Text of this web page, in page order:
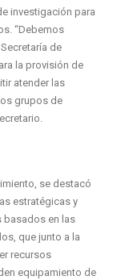
investigación para
“Debemos
de
la provisión de
atender las
grupos de
se destacó
estratégicas y
basados en las
que junto a la
recursos
equipamiento de